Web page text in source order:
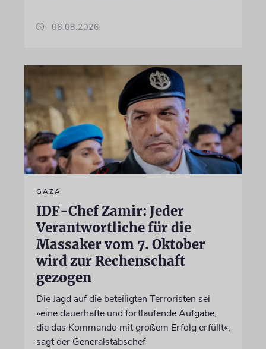
06.08.2026
GAZA
IDF-Chef Zamir: Jeder
Verantwortliche für die
Massaker vom 7. Oktober
wird zur Rechenschaft
gezogen
Die Jagd auf die beteiligten Terroristen sei
»eine dauerhafte und fortlaufende Aufgabe,
die das Kommando mit großem Erfolg erfüllt«,
sagt der Generalstabschef